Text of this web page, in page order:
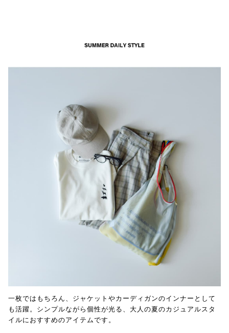
一枚ではもちろん、ジャケットやカーディガンのインナーとして
も活躍。シンプルながら個性が光る、大人の夏のカジュアルスタ
イルにおすすめのアイテムです。